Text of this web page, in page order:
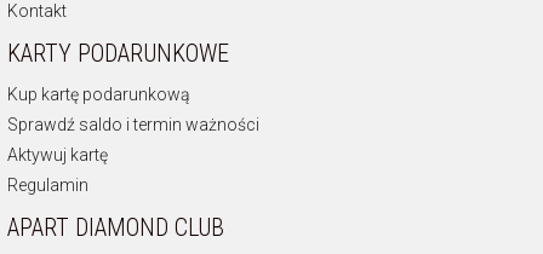
Kontakt
KARTY PODARUNKOWE
Kup kartę podarunkową
Sprawdź saldo i termin ważności
Aktywuj kartę
Regulamin
APART DIAMOND CLUB